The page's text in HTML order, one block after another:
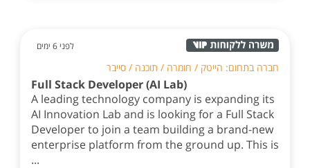
לפני 6 ימים
חברה בתחום: הייטק / חומרה / תוכנה / סייבר
Full Stack Developer (AI Lab)
A leading technology company is expanding its
AI Innovation Lab and is looking for a Full Stack
Developer to join a team building a brand-new
enterprise platform from the ground up. This is
...